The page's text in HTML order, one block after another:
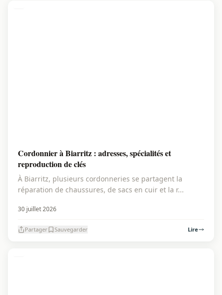
Cordonnier à Biarritz : adresses, spécialités et
reproduction de clés
À Biarritz, plusieurs cordonneries se partagent la
réparation de chaussures, de sacs en cuir et la r...
30 juillet 2026
Partager Sauvegarder Lire